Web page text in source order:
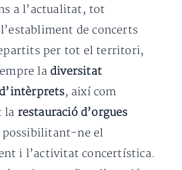
a l’actualitat, tot
de concerts
per tot el territori,
la diversitat
, així com
la restauració d’orgues
ne el
i l’activitat concertística.